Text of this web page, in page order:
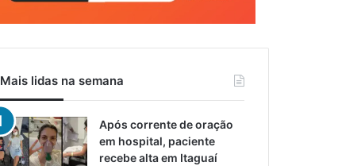
Mais lidas na semana
Após corrente de oração
em hospital, paciente
recebe alta em Itaguaí